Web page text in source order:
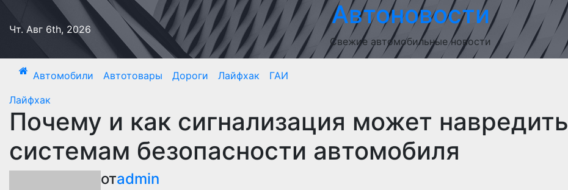
содержимому
Чт. Авг 6th, 2026 Автоновости
Свежие автомобильные новости
Автомобили Автотовары Дороги Лайфхак
ГАИ
Лайфхак
Почему и как сигнализация может навредить
системам безопасности автомобиля
отadmin